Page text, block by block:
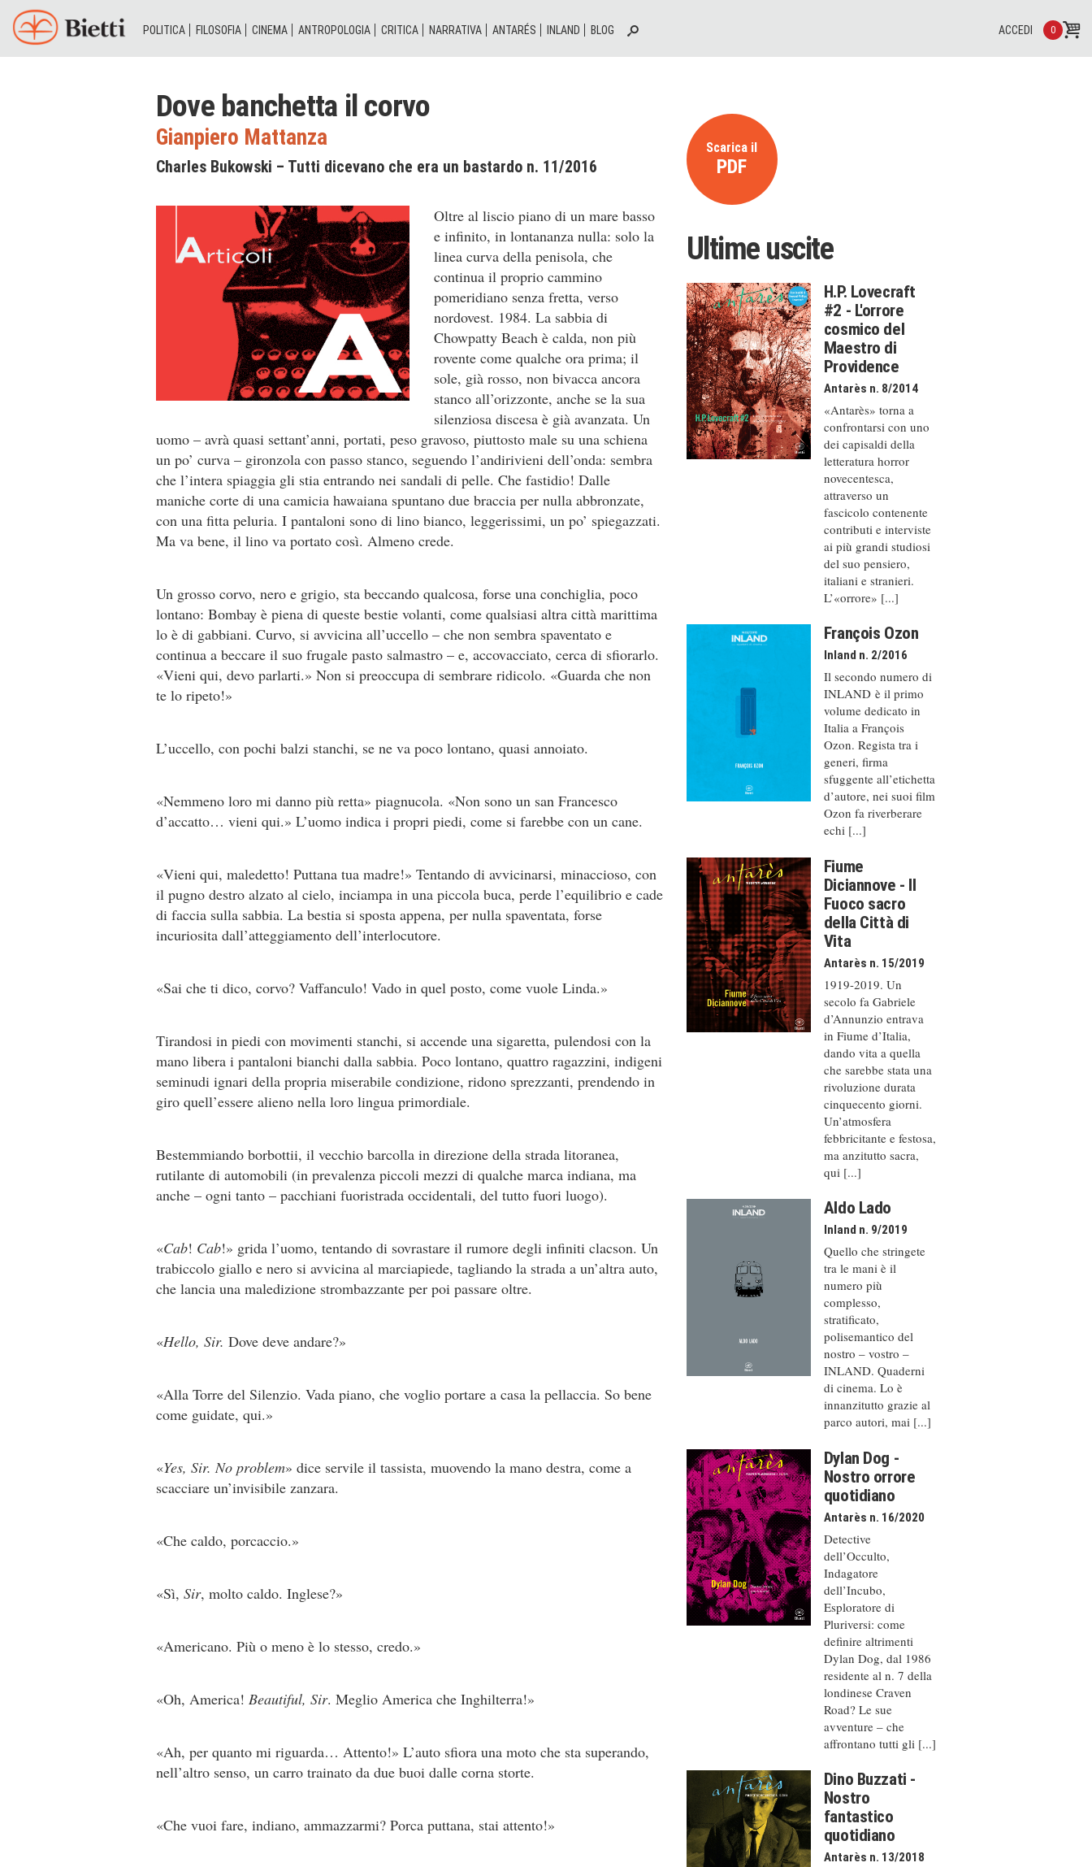
POLITICA FILOSOFIA CINEMA ANTROPOLOGIA CRITICA NARRATIVA ANTARÉS INLAND BLOG 0
ACCEDI
Dove banchetta il corvo
Gianpiero Mattanza
Charles Bukowski – Tutti dicevano che era un bastardo n. 11/2016
Oltre al liscio piano di un mare basso
e infinito, in lontananza nulla: solo la
linea curva della penisola, che
continua il proprio cammino
pomeridiano senza fretta, verso
nordovest. 1984. La sabbia di
Chowpatty Beach è calda, non più
rovente come qualche ora prima; il
sole, già rosso, non bivacca ancora
stanco all’orizzonte, anche se la sua
silenziosa discesa è già avanzata. Un
uomo – avrà quasi settant’anni, portati, peso gravoso, piuttosto male su una schiena
un po’ curva – gironzola con passo stanco, seguendo l’andirivieni dell’onda: sembra
che l’intera spiaggia gli stia entrando nei sandali di pelle. Che fastidio! Dalle
maniche corte di una camicia hawaiana spuntano due braccia per nulla abbronzate,
con una fitta peluria. I pantaloni sono di lino bianco, leggerissimi, un po’ spiegazzati.
Ma va bene, il lino va portato così. Almeno crede.
Un grosso corvo, nero e grigio, sta beccando qualcosa, forse una conchiglia, poco
lontano: Bombay è piena di queste bestie volanti, come qualsiasi altra città marittima
lo è di gabbiani. Curvo, si avvicina all’uccello – che non sembra spaventato e
continua a beccare il suo frugale pasto salmastro – e, accovacciato, cerca di sfiorarlo.
«Vieni qui, devo parlarti.» Non si preoccupa di sembrare ridicolo. «Guarda che non
te lo ripeto!»
L’uccello, con pochi balzi stanchi, se ne va poco lontano, quasi annoiato.
«Nemmeno loro mi danno più retta» piagnucola. «Non sono un san Francesco
d’accatto… vieni qui.» L’uomo indica i propri piedi, come si farebbe con un cane.
«Vieni qui, maledetto! Puttana tua madre!» Tentando di avvicinarsi, minaccioso, con
il pugno destro alzato al cielo, inciampa in una piccola buca, perde l’equilibrio e cade
di faccia sulla sabbia. La bestia si sposta appena, per nulla spaventata, forse
incuriosita dall’atteggiamento dell’interlocutore.
«Sai che ti dico, corvo? Vaffanculo! Vado in quel posto, come vuole Linda.»
Tirandosi in piedi con movimenti stanchi, si accende una sigaretta, pulendosi con la
mano libera i pantaloni bianchi dalla sabbia. Poco lontano, quattro ragazzini, indigeni
seminudi ignari della propria miserabile condizione, ridono sprezzanti, prendendo in
giro quell’essere alieno nella loro lingua primordiale.
Bestemmiando borbottii, il vecchio barcolla in direzione della strada litoranea,
rutilante di automobili (in prevalenza piccoli mezzi di qualche marca indiana, ma
anche – ogni tanto – pacchiani fuoristrada occidentali, del tutto fuori luogo).
«Cab! Cab!» grida l’uomo, tentando di sovrastare il rumore degli infiniti clacson. Un
trabiccolo giallo e nero si avvicina al marciapiede, tagliando la strada a un’altra auto,
che lancia una maledizione strombazzante per poi passare oltre.
«Hello, Sir. Dove deve andare?»
«Alla Torre del Silenzio. Vada piano, che voglio portare a casa la pellaccia. So bene
come guidate, qui.»
«Yes, Sir. No problem» dice servile il tassista, muovendo la mano destra, come a
scacciare un’invisibile zanzara.
«Che caldo, porcaccio.»
«Sì, Sir, molto caldo. Inglese?»
«Americano. Più o meno è lo stesso, credo.»
«Oh, America! Beautiful, Sir. Meglio America che Inghilterra!»
«Ah, per quanto mi riguarda… Attento!» L’auto sfiora una moto che sta superando,
nell’altro senso, un carro trainato da due buoi dalle corna storte.
«Che vuoi fare, indiano, ammazzarmi? Porca puttana, stai attento!»
Scarica il
PDF
Ultime uscite
H.P. Lovecraft
#2 - L'orrore
cosmico del
Maestro di
Providence
Antarès n. 8/2014
«Antarès» torna a
confrontarsi con uno
dei capisaldi della
letteratura horror
novecentesca,
attraverso un
fascicolo contenente
contributi e interviste
ai più grandi studiosi
del suo pensiero,
italiani e stranieri.
L’«orrore» [...]
François Ozon
Inland n. 2/2016
Il secondo numero di
INLAND è il primo
volume dedicato in
Italia a François
Ozon. Regista tra i
generi, firma
sfuggente all’etichetta
d’autore, nei suoi film
Ozon fa riverberare
echi [...]
Fiume
Diciannove - Il
Fuoco sacro
della Città di
Vita
Antarès n. 15/2019
1919-2019. Un
secolo fa Gabriele
d’Annunzio entrava
in Fiume d’Italia,
dando vita a quella
che sarebbe stata una
rivoluzione durata
cinquecento giorni.
Un’atmosfera
febbricitante e festosa,
ma anzitutto sacra,
qui [...]
Aldo Lado
Inland n. 9/2019
Quello che stringete
tra le mani è il
numero più
complesso,
stratificato,
polisemantico del
nostro – vostro –
INLAND. Quaderni
di cinema. Lo è
innanzitutto grazie al
parco autori, mai [...]
Dylan Dog -
Nostro orrore
quotidiano
Antarès n. 16/2020
Detective
dell’Occulto,
Indagatore
dell’Incubo,
Esploratore di
Pluriversi: come
definire altrimenti
Dylan Dog, dal 1986
residente al n. 7 della
londinese Craven
Road? Le sue
avventure – che
affrontano tutti gli [...]
Dino Buzzati -
Nostro
fantastico
quotidiano
Antarès n. 13/2018